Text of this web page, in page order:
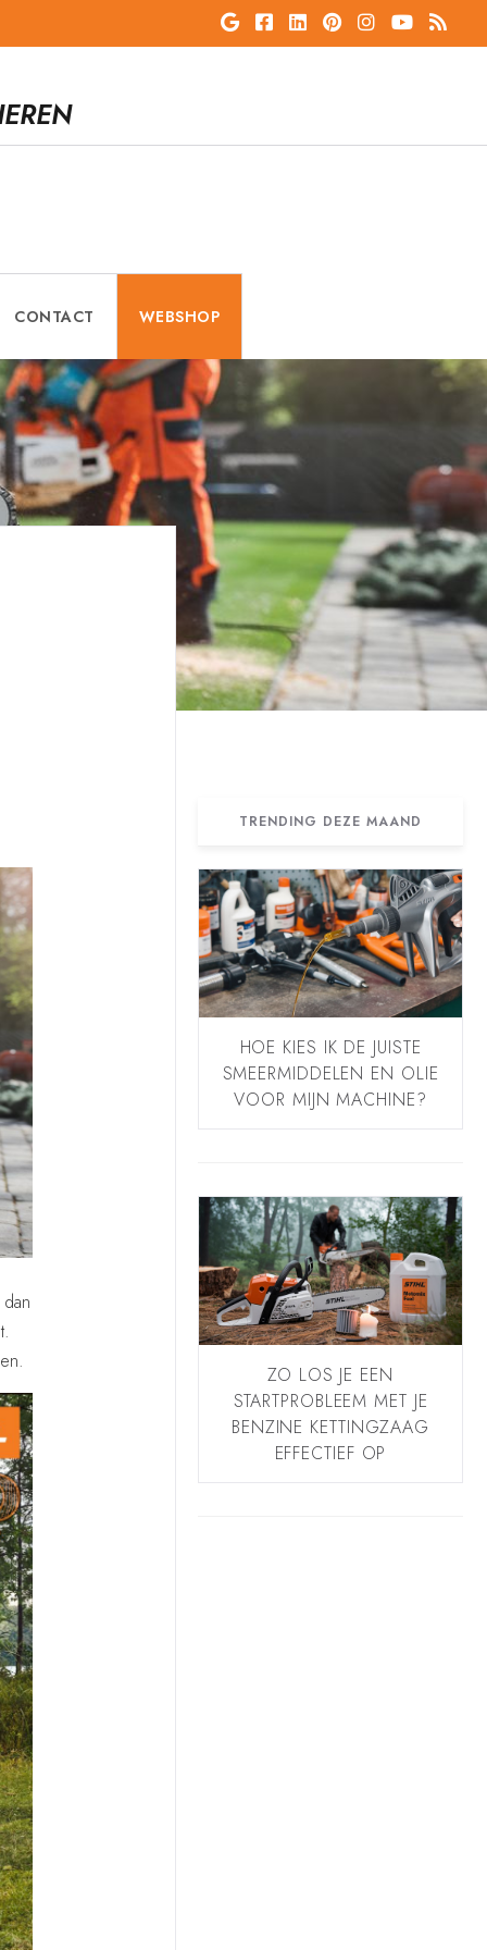
CONTACT WEBSHOP
TRENDING DEZE MAAND
HOE KIES IK DE JUISTE
SMEERMIDDELEN EN OLIE
VOOR MIJN MACHINE?
ZO LOS JE EEN
STARTPROBLEEM MET JE
BENZINE KETTINGZAAG
EFFECTIEF OP